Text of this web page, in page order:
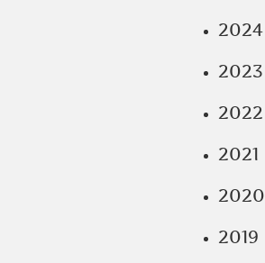
2024
2023
2022
2021
2020
2019